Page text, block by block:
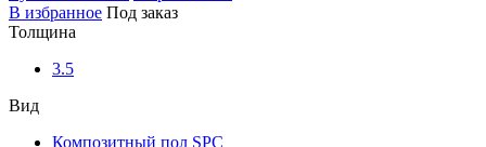
В избранное Под заказ
Толщина
3.5
Вид
Композитный пол SPC